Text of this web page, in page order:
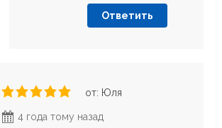
Ответить
от: Юля
4 года тому назад